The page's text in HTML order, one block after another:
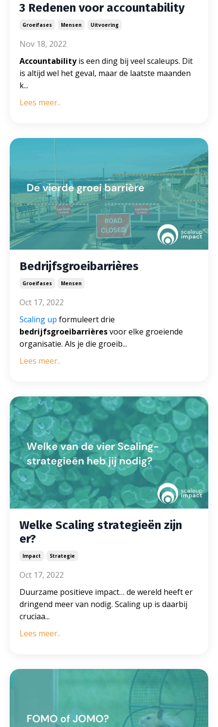
3 Redenen voor accountability
Groeifases Mensen Uitvoering
Nov 18, 2022
Accountabilityis een ding bij veel scaleups. Dit
is altijd wel het geval, maar de laatste maanden
k...
Lees meer..
Bedrijfsgroeibarrières
Groeifases Mensen
Oct 17, 2022
Scaling up formuleert drie
bedrijfsgroeibarrièresvoor elke groeiende
organisatie. Als je die groeib...
Lees meer..
Welke Scaling strategieën zijn
er?
Impact Strategie
Oct 17, 2022
Duurzame positieve impact… de wereld heeft er
dringend meer van nodig. Scaling up is daarbij
cruciaa...
Lees meer..